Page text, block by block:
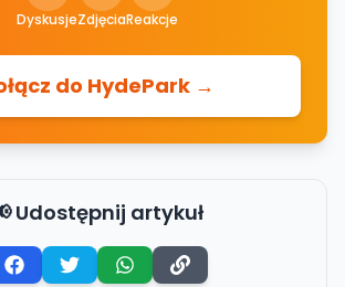
DyskusjeZdjęciaReakcje
do HydePark →
Udostępnij artykuł